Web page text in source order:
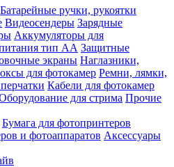
Батарейные ручки, рукоятки
Видеосендеры Зарядные
Аккумуляторы для
тип АА Защитные
экраны Наглазники,
для фотокамер Ремни, лямки,
Кабели для фотокамер
для стрима Прочие
Бумага для фотопринтеров
и фотоаппаратов Аксессуары